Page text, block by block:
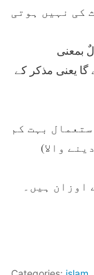
کی نہیں ہوتی
بمعنی
گا یعنی مذکر کے
بہت کم
والا)